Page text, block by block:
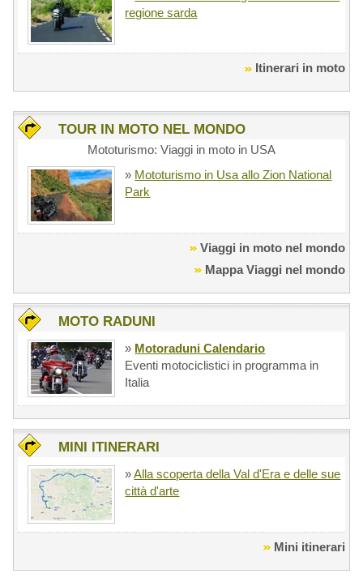
regione sarda
Itinerari in moto
TOUR IN MOTO NEL MONDO
Mototurismo: Viaggi in moto in USA
» Mototurismo in Usa allo Zion National
Park
Viaggi in moto nel mondo
Mappa Viaggi nel mondo
MOTO RADUNI
» Motoraduni Calendario
Eventi motociclistici in programma in
Italia
MINI ITINERARI
»Alla scoperta della Val d'Era e delle sue
città d'arte
Mini itinerari